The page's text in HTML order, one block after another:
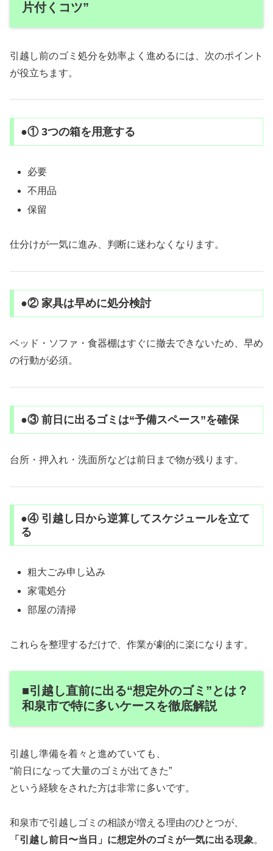
片付くコツ”
引越し前のゴミ処分を効率よく進めるには、次のポイント
が役立ちます。
●① 3つの箱を用意する
必要
不用品
保留
仕分けが一気に進み、判断に迷わなくなります。
●② 家具は早めに処分検討
ベッド・ソファ・食器棚はすぐに撤去できないため、早め
の行動が必須。
●③ 前日に出るゴミは“予備スペース”を確保
台所・押入れ・洗面所などは前日まで物が残ります。
●④ 引越し日から逆算してスケジュールを立て
る
粗大ごみ申し込み
家電処分
部屋の清掃
これらを整理するだけで、作業が劇的に楽になります。
■引越し直前に出る“想定外のゴミ”とは？
和泉市で特に多いケースを徹底解説
引越し準備を着々と進めていても、
“前日になって大量のゴミが出てきた”
という経験をされた方は非常に多いです。
和泉市で引越しゴミの相談が増える理由のひとつが、
「引越し前日〜当日」に想定外のゴミが一気に出る現象。